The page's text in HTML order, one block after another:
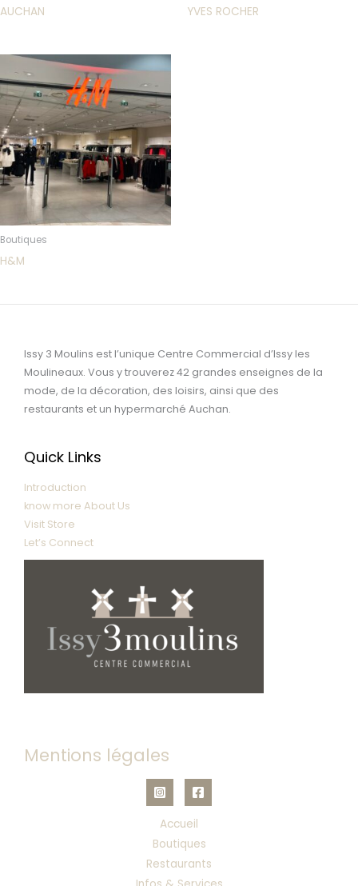
AUCHAN YVES ROCHER
Boutiques
H&M
Issy 3 Moulins est l’unique Centre Commercial d’Issy les
Moulineaux. Vous y trouverez 42 grandes enseignes de la
mode, de la décoration, des loisirs, ainsi que des
restaurants et un hypermarché Auchan.
Quick Links
Introduction
know more About Us
Visit Store
Let’s Connect
Mentions légales
Accueil
Boutiques
Restaurants